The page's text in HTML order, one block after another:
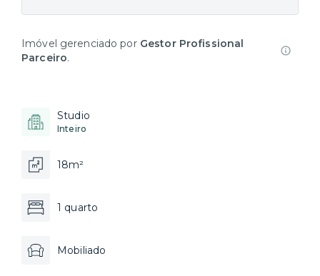
Imóvel gerenciado por Gestor Profissional
Parceiro.
Studio
Inteiro
18m²
1 quarto
Mobiliado